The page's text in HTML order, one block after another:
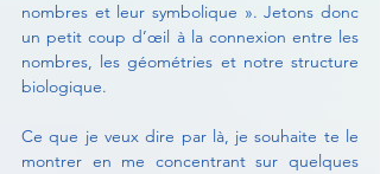
nombres et leur symbolique ». Jetons donc
un petit coup d’œil à la connexion entre les
nombres, les géométries et notre structure
biologique.
Ce que je veux dire par là, je souhaite te le
montrer en me concentrant sur quelques